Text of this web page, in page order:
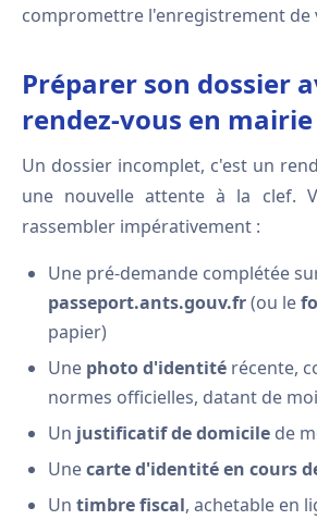
compromettre l'enregistrement de
Préparer son dossier
rendez-vous en mairie
Un dossier incomplet, c'est un
une nouvelle attente à la clef.
rassembler impérativement :
Une pré-demande complétée
passeport.ants.gouv.fr(ou le
papier)
Une photo d'identité récente,
normes officielles, datant de
Un justificatif de domicile de
Unecarte d'identité en cours
Un timbre fiscal, achetable en